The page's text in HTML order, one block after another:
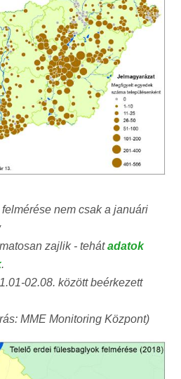
nem csak a januári
zajlik - tehátadatok
.
02.08. között beérkezett
MME Monitoring Központ)